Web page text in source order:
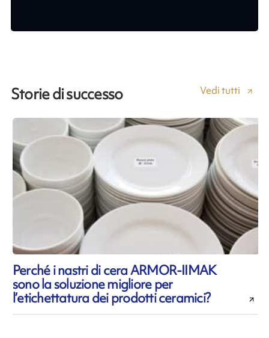
Storie di successo Vedi tutti
Perché i nastri di cera ARMOR-IIMAK
sono la soluzione migliore per
l’etichettatura dei prodotti ceramici?